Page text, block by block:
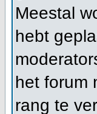
Meestal
hebt
het forum
rang te